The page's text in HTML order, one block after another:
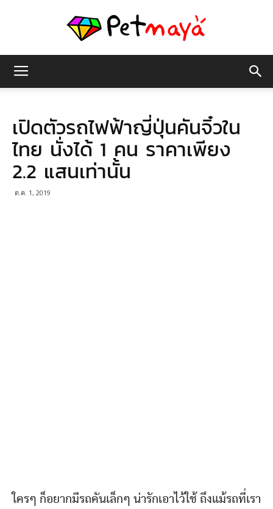
มายา
เปิดตัวรถไฟฟ้าญี่ปุ่นคันจิ๋วใน
ไทย นั่งได้ 1 คน ราคาเพียง
2.2 แสนเท่านั้น
ต.ค. 1, 2019
ใครๆ ก็อยากมีรถคันเล็กๆ น่ารักเอาไว้ใช้ ถึงแม้รถที่เรา